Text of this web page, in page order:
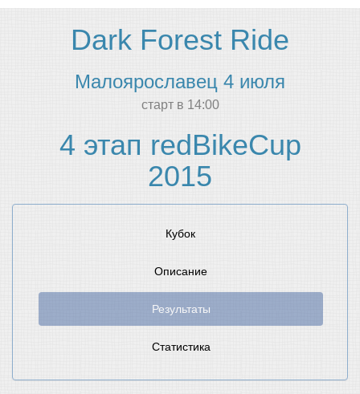
Dark Forest Ride
Малоярославец 4 июля
cтарт в 14:00
4 этап redBikeCup
2015
Кубок
Описание
Результаты
Статистика